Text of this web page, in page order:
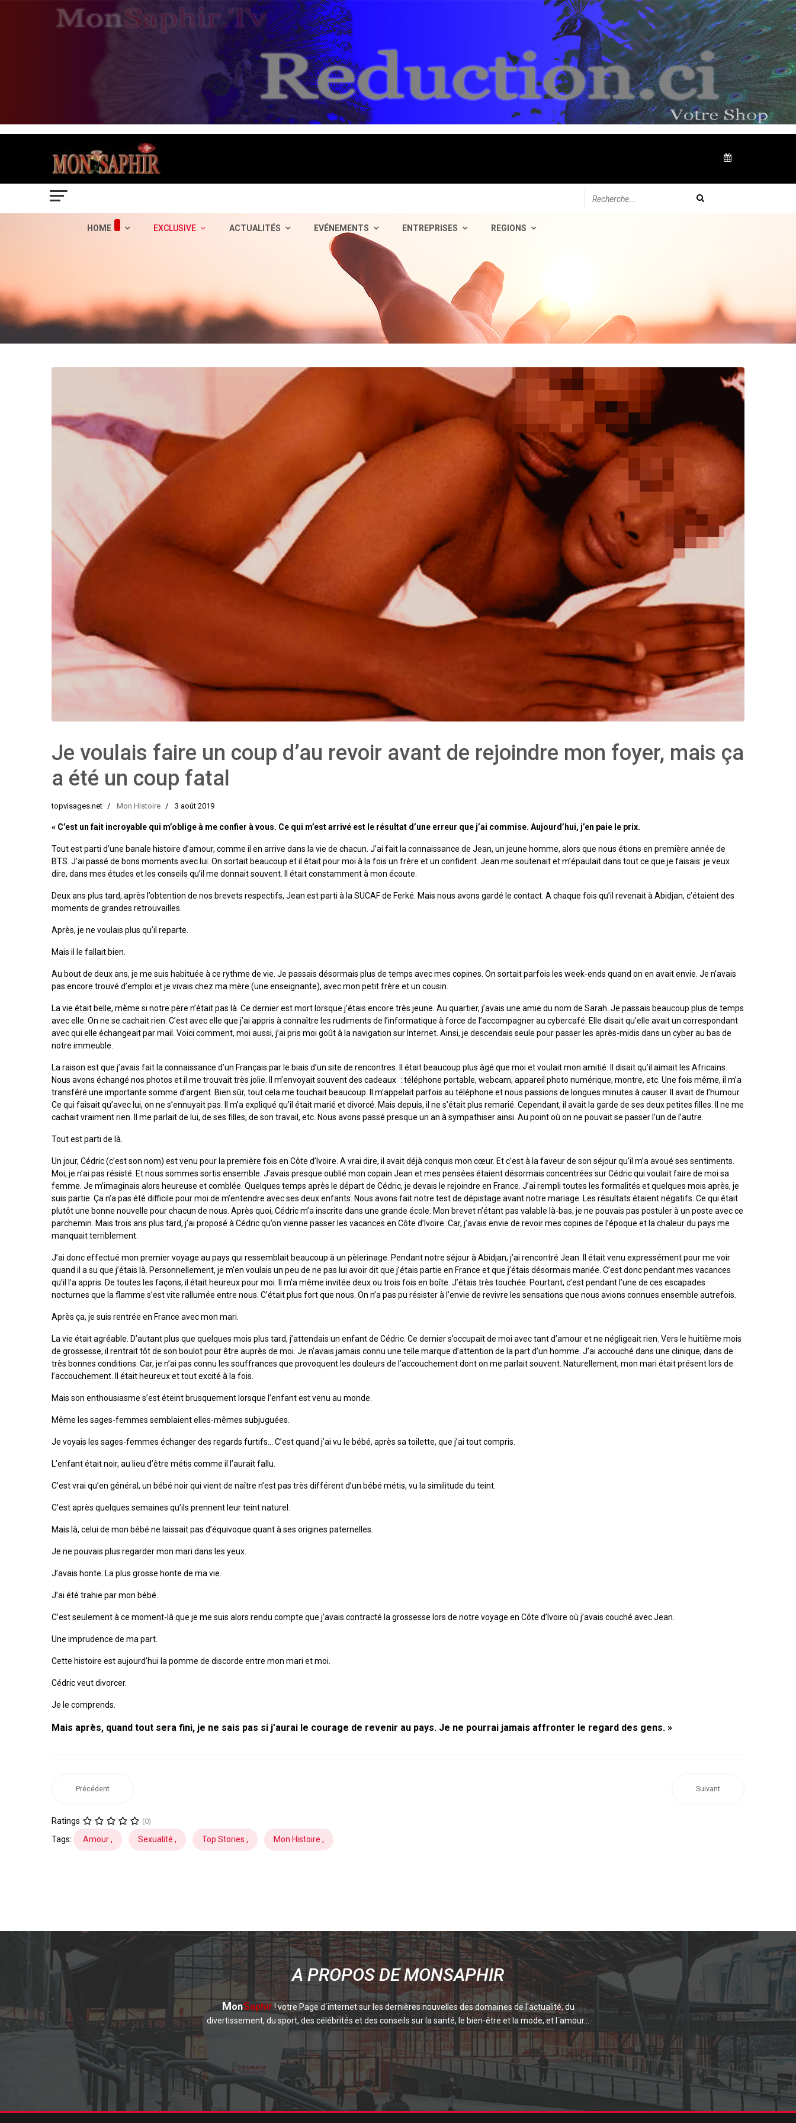
HOME EXCLUSIVE ACTUALITÉS EVÉNEMENTS ENTREPRISES REGIONS
Je voulais faire un coup d’au revoir avant de rejoindre mon foyer, mais ça
a été un coup fatal
topvisages.net Mon Histoire 3 août 2019
« C’est un fait incroyable qui m’oblige à me confier à vous. Ce qui m’est arrivé est le résultat d’une erreur que j’ai commise. Aujourd’hui, j’en paie le prix.
Tout est parti d’une banale histoire d’amour, comme il en arrive dans la vie de chacun. J’ai fait la connaissance de Jean, un jeune homme, alors que nous étions en première année de
BTS. J’ai passé de bons moments avec lui. On sortait beaucoup et il était pour moi à la fois un frère et un confident. Jean me soutenait et m’épaulait dans tout ce que je faisais: je veux
dire, dans mes études et les conseils qu’il me donnait souvent. Il était constamment à mon écoute.
Deux ans plus tard, après l’obtention de nos brevets respectifs, Jean est parti à la SUCAF de Ferké. Mais nous avons gardé le contact. A chaque fois qu’il revenait à Abidjan, c’étaient des
moments de grandes retrouvailles.
Après, je ne voulais plus qu’il reparte.
Mais il le fallait bien.
Au bout de deux ans, je me suis habituée à ce rythme de vie. Je passais désormais plus de temps avec mes copines. On sortait parfois les week-ends quand on en avait envie. Je n’avais
pas encore trouvé d’emploi et je vivais chez ma mère (une enseignante), avec mon petit frère et un cousin.
La vie était belle, même si notre père n’était pas là. Ce dernier est mort lorsque j’étais encore très jeune. Au quartier, j’avais une amie du nom de Sarah. Je passais beaucoup plus de temps
avec elle. On ne se cachait rien. C’est avec elle que j’ai appris à connaître les rudiments de l’informatique à force de l’accompagner au cybercafé. Elle disait qu’elle avait un correspondant
avec qui elle échangeait par mail. Voici comment, moi aussi, j’ai pris moi goût à la navigation sur Internet. Ainsi, je descendais seule pour passer les après-midis dans un cyber au bas de
notre immeuble.
La raison est que j’avais fait la connaissance d’un Français par le biais d’un site de rencontres. Il était beaucoup plus âgé que moi et voulait mon amitié. Il disait qu’il aimait les Africains.
Nous avons échangé nos photos et il me trouvait très jolie. Il m’envoyait souvent des cadeaux : téléphone portable, webcam, appareil photo numérique, montre, etc. Une fois même, il m’a
transféré une importante somme d’argent. Bien sûr, tout cela me touchait beaucoup. Il m’appelait parfois au téléphone et nous passions de longues minutes à causer. Il avait de l’humour.
Ce qui faisait qu’avec lui, on ne s’ennuyait pas. Il m’a expliqué qu’il était marié et divorcé. Mais depuis, il ne s’était plus remarié. Cependant, il avait la garde de ses deux petites filles. Il ne me
cachait vraiment rien. Il me parlait de lui, de ses filles, de son travail, etc. Nous avons passé presque un an à sympathiser ainsi. Au point où on ne pouvait se passer l’un de l’autre.
Tout est parti de là.
Un jour, Cédric (c’est son nom) est venu pour la première fois en Côte d’Ivoire. A vrai dire, il avait déjà conquis mon cœur. Et c’est à la faveur de son séjour qu’il m’a avoué ses sentiments.
Moi, je n’ai pas résisté. Et nous sommes sortis ensemble. J’avais presque oublié mon copain Jean et mes pensées étaient désormais concentrées sur Cédric qui voulait faire de moi sa
femme. Je m’imaginais alors heureuse et comblée. Quelques temps après le départ de Cédric, je devais le rejoindre en France. J’ai rempli toutes les formalités et quelques mois après, je
suis partie. Ça n’a pas été difficile pour moi de m’entendre avec ses deux enfants. Nous avons fait notre test de dépistage avant notre mariage. Les résultats étaient négatifs. Ce qui était
plutôt une bonne nouvelle pour chacun de nous. Après quoi, Cédric m’a inscrite dans une grande école. Mon brevet n’étant pas valable là-bas, je ne pouvais pas postuler à un poste avec ce
parchemin. Mais trois ans plus tard, j’ai proposé à Cédric qu’on vienne passer les vacances en Côte d’Ivoire. Car, j’avais envie de revoir mes copines de l’époque et la chaleur du pays me
manquait terriblement.
J’ai donc effectué mon premier voyage au pays qui ressemblait beaucoup à un pèlerinage. Pendant notre séjour à Abidjan, j’ai rencontré Jean. Il était venu expressément pour me voir
quand il a su que j’étais là. Personnellement, je m’en voulais un peu de ne pas lui avoir dit que j’étais partie en France et que j’étais désormais mariée. C’est donc pendant mes vacances
qu’il l’a appris. De toutes les façons, il était heureux pour moi. Il m’a même invitée deux ou trois fois en boîte. J’étais très touchée. Pourtant, c’est pendant l’une de ces escapades
nocturnes que la flamme s’est vite rallumée entre nous. C’était plus fort que nous. On n’a pas pu résister à l’envie de revivre les sensations que nous avions connues ensemble autrefois.
Après ça, je suis rentrée en France avec mon mari.
La vie était agréable. D’autant plus que quelques mois plus tard, j’attendais un enfant de Cédric. Ce dernier s’occupait de moi avec tant d’amour et ne négligeait rien. Vers le huitième mois
de grossesse, il rentrait tôt de son boulot pour être auprès de moi. Je n’avais jamais connu une telle marque d’attention de la part d’un homme. J’ai accouché dans une clinique, dans de
très bonnes conditions. Car, je n’ai pas connu les souffrances que provoquent les douleurs de l’accouchement dont on me parlait souvent. Naturellement, mon mari était présent lors de
l’accouchement. Il était heureux et tout excité à la fois.
Mais son enthousiasme s’est éteint brusquement lorsque l’enfant est venu au monde.
Même les sages-femmes semblaient elles-mêmes subjuguées.
Je voyais les sages-femmes échanger des regards furtifs… C’est quand j’ai vu le bébé, après sa toilette, que j’ai tout compris.
L’enfant était noir, au lieu d’être métis comme il l’aurait fallu.
C’est vrai qu’en général, un bébé noir qui vient de naître n’est pas très différent d’un bébé métis, vu la similitude du teint.
C’est après quelques semaines qu’ils prennent leur teint naturel.
Mais là, celui de mon bébé ne laissait pas d’équivoque quant à ses origines paternelles.
Je ne pouvais plus regarder mon mari dans les yeux.
J’avais honte. La plus grosse honte de ma vie.
J’ai été trahie par mon bébé.
C’est seulement à ce moment-là que je me suis alors rendu compte que j’avais contracté la grossesse lors de notre voyage en Côte d’Ivoire où j’avais couché avec Jean.
Une imprudence de ma part.
Cette histoire est aujourd’hui la pomme de discorde entre mon mari et moi.
Cédric veut divorcer.
Je le comprends.
Mais après, quand tout sera fini, je ne sais pas si j’aurai le courage de revenir au pays. Je ne pourrai jamais affronter le regard des gens. »
Précédent Suivant
Ratings (0)
Tags: Amour , Sexualité , Top Stories , Mon Histoire ,
A PROPOS DE MONSAPHIR
MonSaphir! votre Page d´internet sur les dernières nouvelles des domaines de l'actualité, du
divertissement, du sport, des célébrités et des conseils sur la santé, le bien-être et la mode, et l´amour...